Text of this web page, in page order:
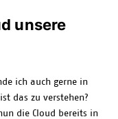
unsere
ich auch gerne in
das zu verstehen?
die Cloud bereits in